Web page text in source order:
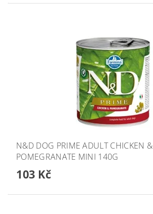
N&D DOG PRIME ADULT CHICKEN &
POMEGRANATE MINI 140G
103 Kč